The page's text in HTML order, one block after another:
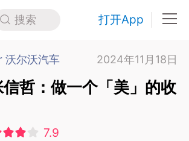
搜索 打开App
沃尔沃汽车 2024年11月18日
哲：做一个「美」的收
7.9